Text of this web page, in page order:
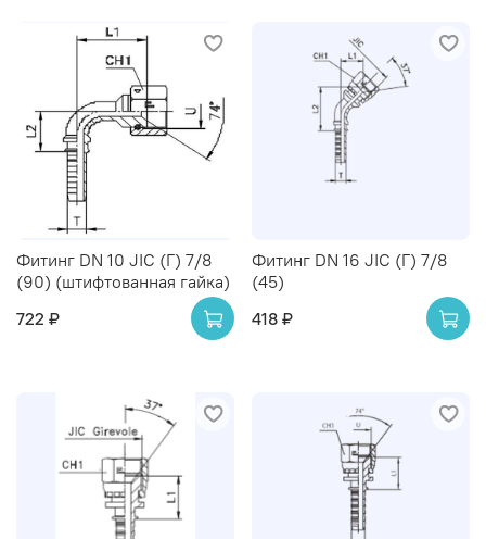
Фитинг DN 10 JIC (Г) 7/8
(90) (штифтованная гайка)
722 ₽
Фитинг DN 16 JIC (Г) 7/8
(45)
418 ₽